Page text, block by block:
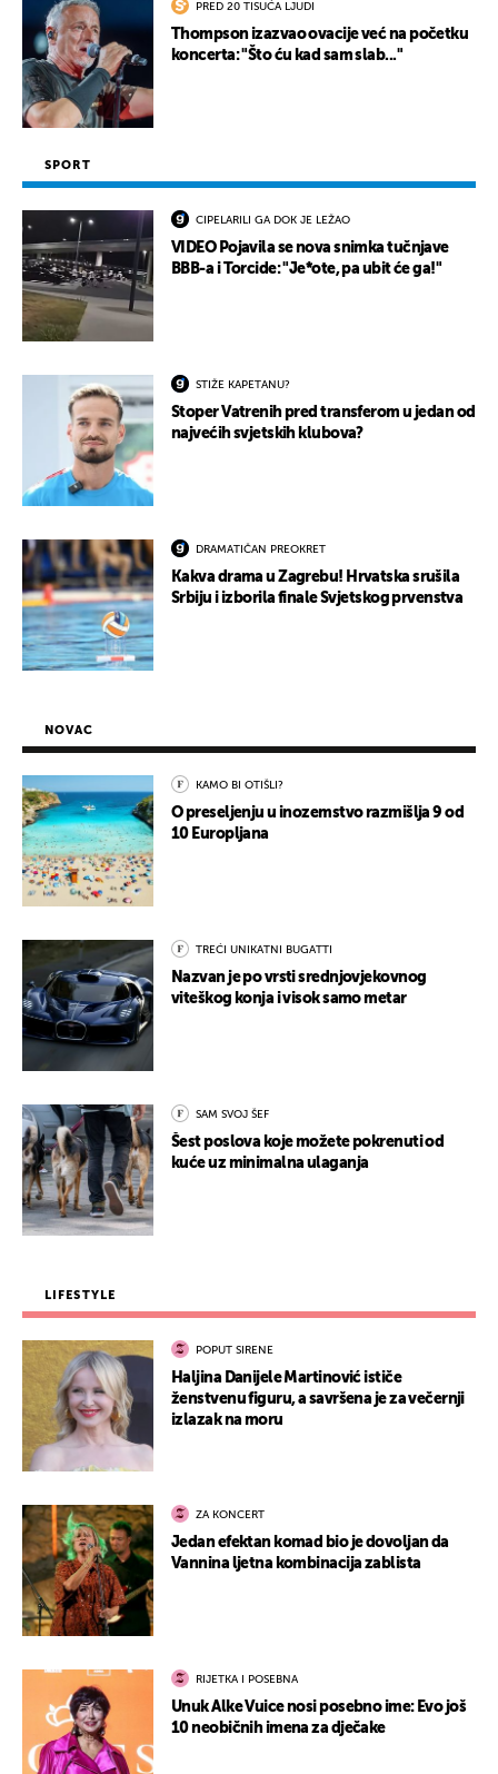
PRED 20 TISUĆA LJUDI
Thompson izazvao ovacije već na početku
koncerta: "Što ću kad sam slab..."
SPORT
CIPELARILI GA DOK JE LEŽAO
VIDEO Pojavila se nova snimka tučnjave
BBB-a i Torcide: "Je*ote, pa ubit će ga!"
STIŽE KAPETANU?
Stoper Vatrenih pred transferom u jedan od
najvećih svjetskih klubova?
DRAMATIČAN PREOKRET
Kakva drama u Zagrebu! Hrvatska srušila
Srbiju i izborila finale Svjetskog prvenstva
NOVAC
KAMO BI OTIŠLI?
O preseljenju u inozemstvo razmišlja 9 od
10 Europljana
TREĆI UNIKATNI BUGATTI
Nazvan je po vrsti srednjovjekovnog
viteškog konja i visok samo metar
SAM SVOJ ŠEF
Šest poslova koje možete pokrenuti od
kuće uz minimalna ulaganja
LIFESTYLE
POPUT SIRENE
Haljina Danijele Martinović ističe
ženstvenu figuru, a savršena je za večernji
izlazak na moru
ZA KONCERT
Jedan efektan komad bio je dovoljan da
Vannina ljetna kombinacija zablista
RIJETKA I POSEBNA
Unuk Alke Vuice nosi posebno ime: Evo još
10 neobičnih imena za dječake